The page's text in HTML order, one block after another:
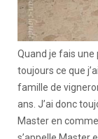
Quand je fais une
toujours ce que
famille de
ans. J’ai donc
Master en